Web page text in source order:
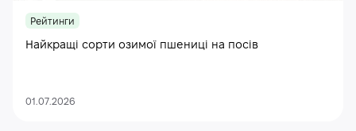
Рейтинги
Найкращі сорти озимої пшениці на посів
01.07.2026